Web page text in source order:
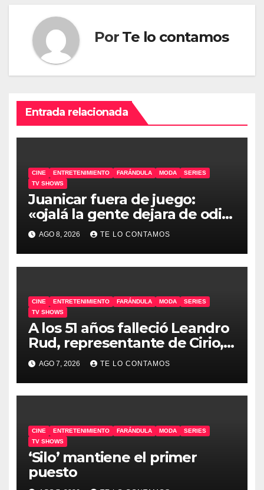
Por Te lo contamos
Entrada relacionada
CINE ENTRETENIMIENTO FARÁNDULA MODA
SERIES
TV SHOWS
Juanicar fuera de juego:
«ojalá la gente dejara de odiar
tanto»
AGO 8, 2026 TE LO CONTAMOS
CINE ENTRETENIMIENTO FARÁNDULA MODA
SERIES
TV SHOWS
A los 51 años falleció Leandro
Rud, representante de Cirio,
Loly, Marengo y Maglietti
AGO 7, 2026 TE LO CONTAMOS
CINE ENTRETENIMIENTO FARÁNDULA MODA
SERIES
TV SHOWS
‘Silo’ mantiene el primer
puesto